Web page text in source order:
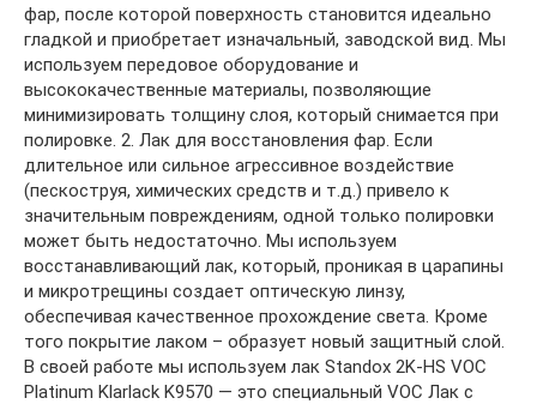
фар, после которой поверхность становится идеально
гладкой и приобретает изначальный, заводской вид. Мы
используем передовое оборудование и
высококачественные материалы, позволяющие
минимизировать толщину слоя, который снимается при
полировке. 2. Лак для восстановления фар. Если
длительное или сильное агрессивное воздействие
(пескоструя, химических средств и т.д.) привело к
значительным повреждениям, одной только полировки
может быть недостаточно. Мы используем
восстанавливающий лак, который, проникая в царапины
и микротрещины создает оптическую линзу,
обеспечивая качественное прохождение света. Кроме
того покрытие лаком – образует новый защитный слой.
В своей работе мы используем лак Standox 2K-HS VOC
Platinum Klarlack K9570 — это специальный VOC Лак с